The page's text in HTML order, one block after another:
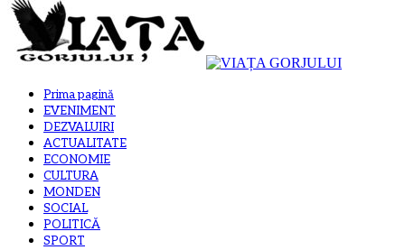
Prima pagină
EVENIMENT
DEZVALUIRI
ACTUALITATE
ECONOMIE
CULTURA
MONDEN
SOCIAL
POLITICĂ
SPORT